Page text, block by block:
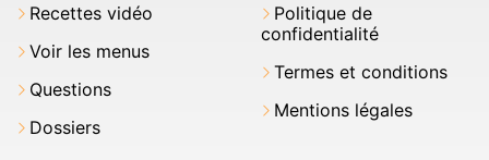
Recettes vidéo
Voir les menus
Questions
Dossiers
Politique de
confidentialité
Termes et conditions
Mentions légales